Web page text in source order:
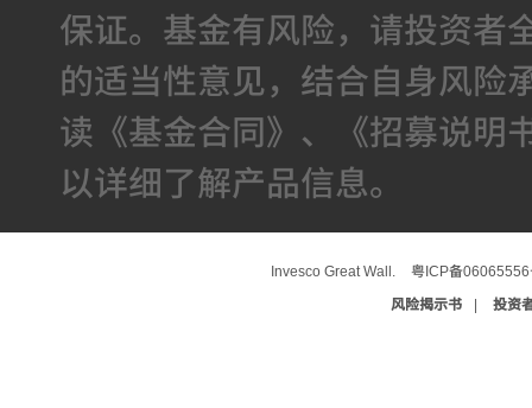
保证。基金有风险，请投资者
的适当性意见，结合自身风险
读《基金合同》、《招募说明
以详细了解产品信息。
Invesco Great Wall.
粤ICP备
风险揭示书
投资